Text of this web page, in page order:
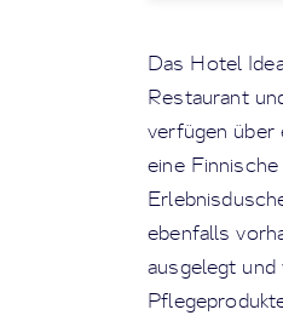
Das Hotel
Restaurant
verfügen über
eine
ebenfalls
ausgelegt und